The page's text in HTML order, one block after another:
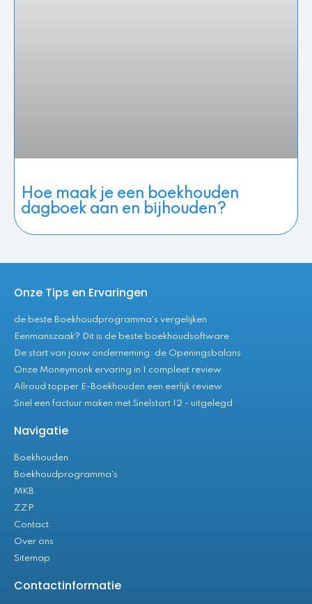
Hoe maak je een boekhouden
dagboek aan en bijhouden?
Onze Tips en Ervaringen
de beste Boekhoudprogramma's vergelijken
Eenmanszaak? Dit is de beste boekhoudsoftware
De start van jouw onderneming: de Openingsbalans
Onze Moneymonk ervaring in 1 compleet review
Allroud topper E-Boekhouden een eerlijk review
Snel een factuur maken met Snelstart 12 - uitgelegd
Navigatie
Boekhouden
Boekhoudprogramma's
MKB
ZZP
Contact
Over ons
Sitemap
Contactinformatie